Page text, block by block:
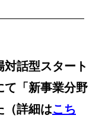
対話型スタート
て 「新事業分野
（詳細はこち